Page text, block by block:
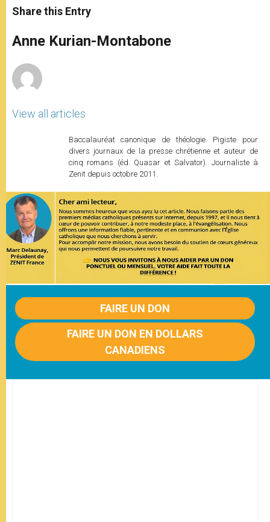
t
s
p
p
s
e
g
e
e
b
o
k
r
Share this Entry
Anne Kurian-Montabone
View all articles
Baccalauréat canonique de théologie. Pigiste pour
divers journaux de la presse chrétienne et auteur de
cinq romans (éd. Quasar et Salvator). Journaliste à
Zenit depuis octobre 2011.
FAIRE UN DON
FAIRE UN DON EN DOLLARS
CANADIENS